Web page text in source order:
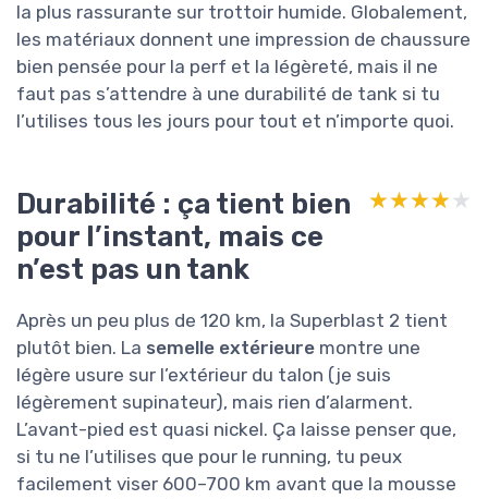
la plus rassurante sur trottoir humide. Globalement,
les matériaux donnent une impression de chaussure
bien pensée pour la perf et la légèreté, mais il ne
faut pas s’attendre à une durabilité de tank si tu
l’utilises tous les jours pour tout et n’importe quoi.
Durabilité : ça tient bien
pour l’instant, mais ce
n’est pas un tank
★★★★★
★★★★★
Après un peu plus de 120 km, la Superblast 2 tient
plutôt bien. La semelle extérieure montre une
légère usure sur l’extérieur du talon (je suis
légèrement supinateur), mais rien d’alarment.
L’avant-pied est quasi nickel. Ça laisse penser que,
si tu ne l’utilises que pour le running, tu peux
facilement viser 600–700 km avant que la mousse